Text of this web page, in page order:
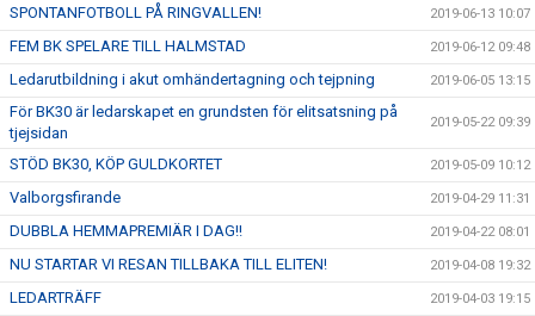
SPONTANFOTBOLL PÅ RINGVALLEN! 2019-06-13 10:07
FEM BK SPELARE TILL HALMSTAD 2019-06-12 09:48
Ledarutbildning i akut omhändertagning och tejpning 2019-06-05 13:15
För BK30 är ledarskapet en grundsten för elitsatsning på
tjejsidan
2019-05-22 09:39
STÖD BK30, KÖP GULDKORTET 2019-05-09 10:12
Valborgsfirande 2019-04-29 11:31
DUBBLA HEMMAPREMIÄR I DAG!! 2019-04-22 08:01
NU STARTAR VI RESAN TILLBAKA TILL ELITEN! 2019-04-08 19:32
LEDARTRÄFF 2019-04-03 19:15